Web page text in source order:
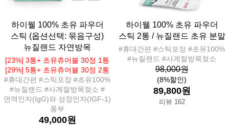
하이웰 100% 초유 파우더
스틱 (옵션선택: 묶음구성)
뉴질랜드 자연방목
[23%] 3통+ 초유츄어블 30정 1통
[29%] 5통+ 초유츄어블 30정 2통
#휴대간편 #스틱포장 #초유100%
#뉴질랜드 #사계절방목젖소 #
면역인자(IgG)와 성장인자(IGF-1)
풍부
49,000원
하이웰 100% 초유 파우더
스틱 2통 / 뉴질랜드 초유 분말
#휴대간편 #스틱포장 #초유100%
#뉴질랜드 #사계절방목젖소
98,000원
(8%할인)
89,800원
리뷰 162